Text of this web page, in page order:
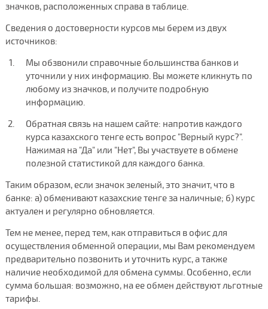
значков, расположенных справа в таблице.
Сведения о достоверности курсов мы берем из двух
источников:
Мы обзвонили справочные большинства банков и
уточнили у них информацию. Вы можете кликнуть по
любому из значков, и получите подробную
информацию.
Обратная связь на нашем сайте: напротив каждого
курса казахского тенге есть вопрос "Верный курс?".
Нажимая на "Да" или "Нет", Вы участвуете в обмене
полезной статистикой для каждого банка.
Таким образом, если значок зеленый, это значит, что в
банке: а) обменивают казахские тенге за наличные; б) курс
актуален и регулярно обновляется.
Тем не менее, перед тем, как отправиться в офис для
осуществления обменной операции, мы Вам рекомендуем
предварительно позвонить и уточнить курс, а также
наличие необходимой для обмена суммы. Особенно, если
сумма большая: возможно, на ее обмен действуют льготные
тарифы.